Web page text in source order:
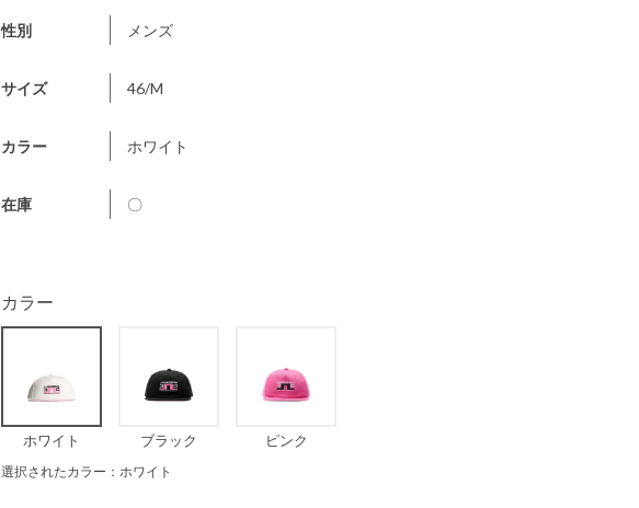
性別 メンズ
サイズ 46/M
カラー ホワイト
在庫 〇
カラー
ホワイト ブラック ピンク
選択されたカラー：ホワイト